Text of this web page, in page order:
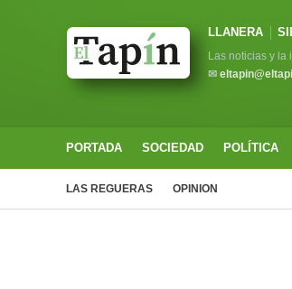
LLANERA
Las noticias y la
✉
PORTADA SOCIEDAD POLÍTICA
LAS REGUERAS OPINION